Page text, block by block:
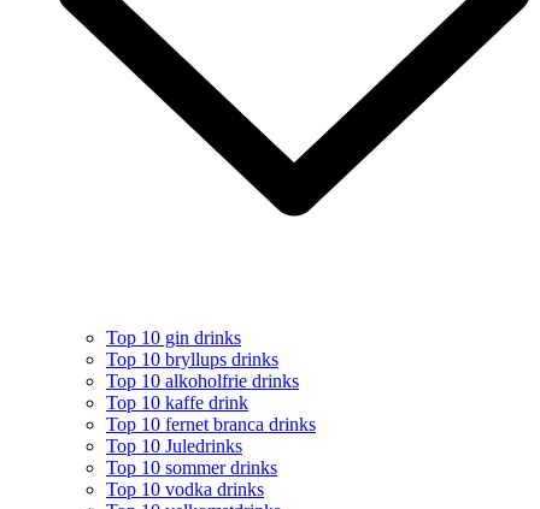
Top 10 gin drinks
Top 10 bryllups drinks
Top 10 alkoholfrie drinks
Top 10 kaffe drink
Top 10 fernet branca drinks
Top 10 Juledrinks
Top 10 sommer drinks
Top 10 vodka drinks